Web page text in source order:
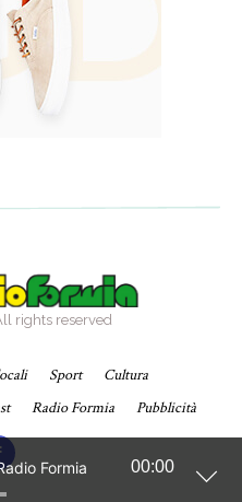
rights reserved
Sport
Cultura
Radio Formia Pubblicità
Formia 00:00